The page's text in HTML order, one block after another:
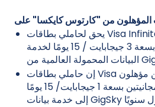
يحق لحاملي بطاقات Visa Infinite الاستهلاكية الحصول
على خطتين مجانيتين بسعة 3 جيجابايت / 15 يومًا لخدمة
إن حاملي بطاقات Visa البلاتينية للمستهلكين مؤهلون
للحصول على باقتين مجانيتين بسعة 1 جيجابايت/ 15 يومًا